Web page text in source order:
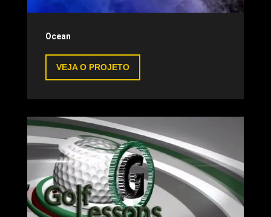
Ocean
VEJA O PROJETO